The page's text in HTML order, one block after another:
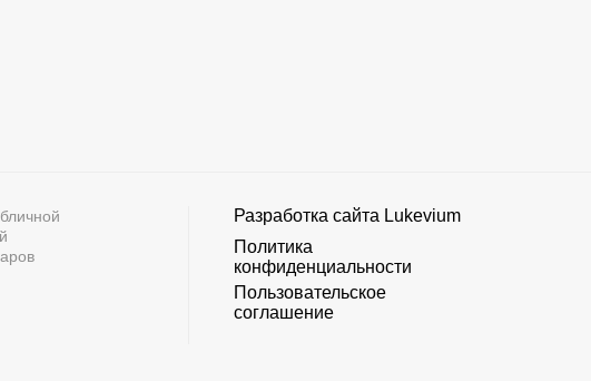
Разработка сайта Lukevium
Политика
конфиденциальности
Пользовательское
соглашение